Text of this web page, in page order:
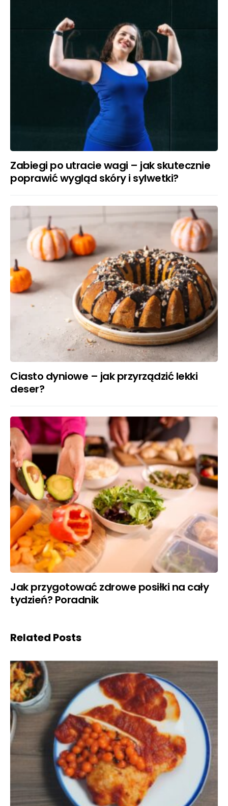
Zabiegi po utracie wagi – jak skutecznie
poprawić wygląd skóry i sylwetki?
Ciasto dyniowe – jak przyrządzić lekki
deser?
Jak przygotować zdrowe posiłki na cały
tydzień? Poradnik
Related Posts